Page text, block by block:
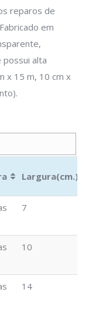
reparos de
em
possui alta
x 15 m, 10 cm x
Largura(cm.)
Largura(cm.)
7
10
14